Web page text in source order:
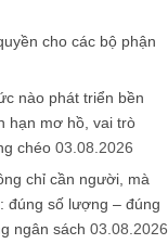
cho các bộ phận
nào phát triển bền
hạn mơ hồ, vai trò
chéo 03.08.2026
chỉ cần người, mà
đúng số lượng – đúng
ngân sách 03.08.2026